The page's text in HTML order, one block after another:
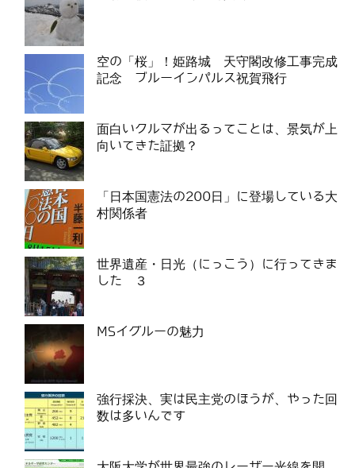
空の「桜」！姫路城 天守閣改修工事完成
記念 ブルーインパルス祝賀飛行
面白いクルマが出るってことは、景気が上
向いてきた証拠？
「日本国憲法の200日」に登場している大
村関係者
世界遺産・日光（にっこう）に行ってきま
した ３
MSイグルーの魅力
強行採決、実は民主党のほうが、やった回
数は多いんです